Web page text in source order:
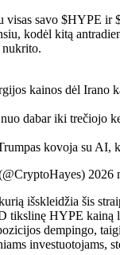
visas savo $HYPE ir
kodėl kitą
nukrito.
kainos dėl Irano
dabar iki trečiojo
kovoja su AI,
2026
išskleidžia šis
tikslinę HYPE kainą
dempingo,
investuotojams,